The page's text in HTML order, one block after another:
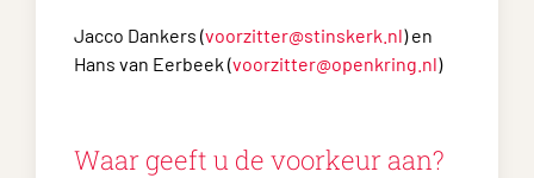
Jacco Dankers (voorzitter@stinskerk.nl) en
Hans van Eerbeek (voorzitter@openkring.nl)
Waar geeft u de voorkeur aan?